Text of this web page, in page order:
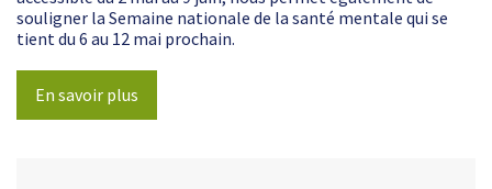
souligner la Semaine nationale de la santé mentale qui se
tient du 6 au 12 mai prochain.
En savoir plus